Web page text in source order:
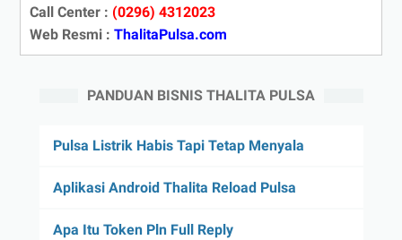
Call Center : (0296) 4312023
Web Resmi : ThalitaPulsa.com
PANDUAN BISNIS THALITA PULSA
Pulsa Listrik Habis Tapi Tetap Menyala
Aplikasi Android Thalita Reload Pulsa
Apa Itu Token Pln Full Reply